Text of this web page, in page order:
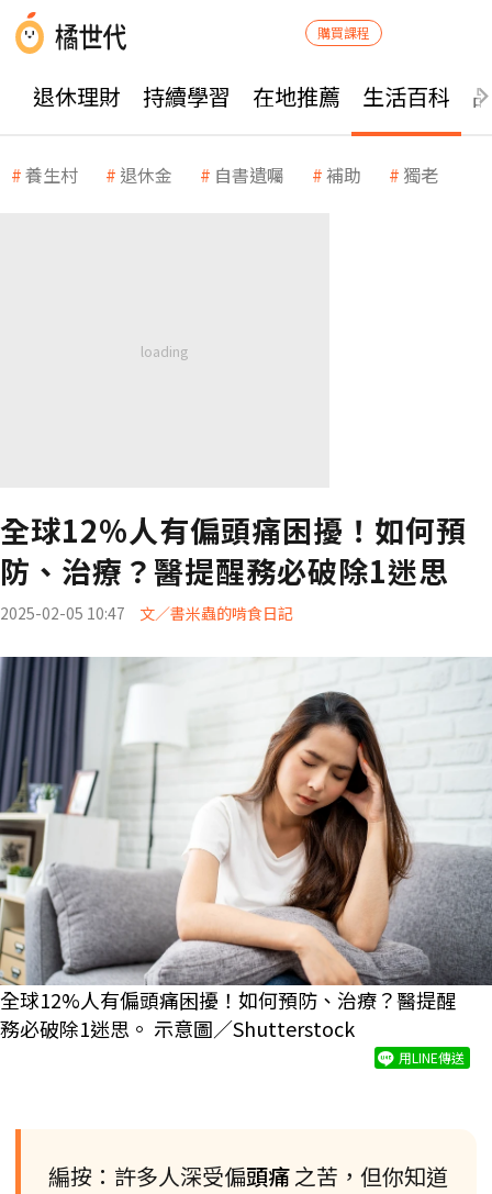
購買課程
退休理財 持續學習 在地推薦 生活百科
養生村 退休金 自書遺囑 補助 獨老
全球12%人有偏頭痛困擾！如何預
防、治療？醫提醒務必破除1迷思
2025-02-05 10:47 文／書米蟲的啃食日記
全球12%人有偏頭痛困擾！如何預防、治療？醫提醒
務必破除1迷思。 示意圖／Shutterstock
用LINE傳送
編按：許多人深受偏頭痛之苦，但你知道